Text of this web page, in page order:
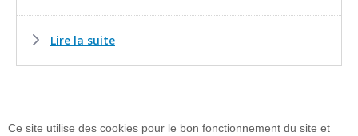
Lire la suite
Ce site utilise des cookies pour le bon fonctionnement du site et